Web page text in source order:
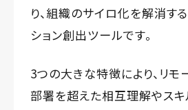
り、組織のサイロ化を解消す
ション創出ツールです。
3つの大きな特徴により、リモ
部署を超えた相互理解やス